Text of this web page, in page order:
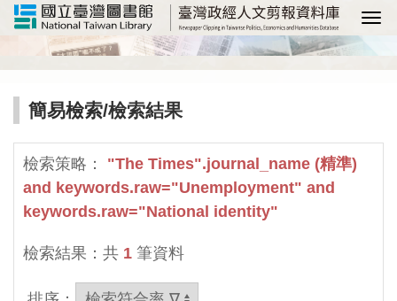
選
簡易檢索/檢索結果
檢索策略：
"The Times".journal_name (精準)
and keywords.raw="Unemployment" and
keywords.raw="National identity"
檢索結果：共 1 筆資料